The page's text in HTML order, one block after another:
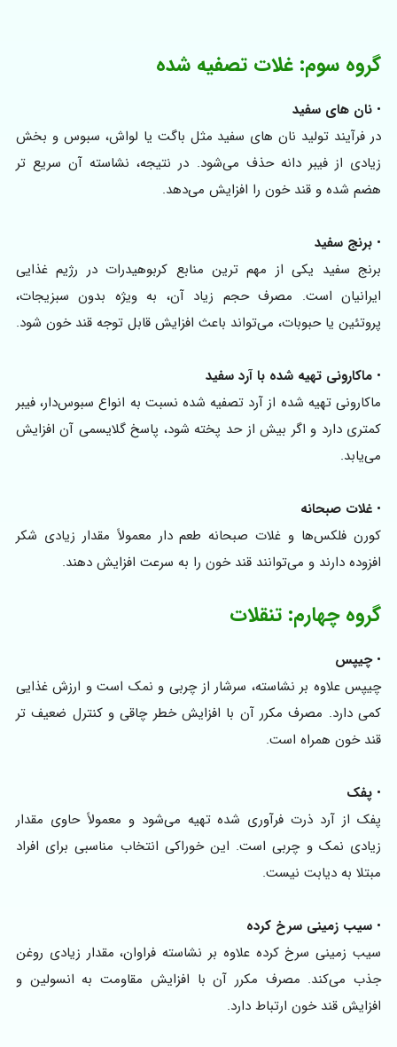
گروه سوم: غلات تصفیه‌ شده
• نان های سفید
در فرآیند تولید نان های سفید مثل باگت یا لواش، سبوس و بخش
زیادی از فیبر دانه حذف می‌شود. در نتیجه، نشاسته آن سریع‌ تر
هضم شده و قند خون را افزایش می‌دهد.
• برنج سفید
برنج سفید یکی از مهم‌ ترین منابع کربوهیدرات در رژیم غذایی
ایرانیان است. مصرف حجم زیاد آن، به‌ ویژه بدون سبزیجات،
پروتئین یا حبوبات، می‌تواند باعث افزایش قابل توجه قند خون شود.
• ماکارونی تهیه‌ شده با آرد سفید
ماکارونی تهیه‌ شده از آرد تصفیه‌ شده نسبت به انواع سبوس‌دار، فیبر
کمتری دارد و اگر بیش از حد پخته شود، پاسخ گلایسمی آن افزایش
می‌یابد.
• غلات صبحانه
کورن‌ فلکس‌ها و غلات صبحانه طعم‌ دار معمولاً مقدار زیادی شکر
افزوده دارند و می‌توانند قند خون را به‌ سرعت افزایش دهند.
گروه چهارم: تنقلات
•چیپس
چیپس علاوه بر نشاسته، سرشار از چربی و نمک است و ارزش غذایی
کمی دارد. مصرف مکرر آن با افزایش خطر چاقی و کنترل ضعیف‌ تر
قند خون همراه است.
• پفک
پفک از آرد ذرت فرآوری‌ شده تهیه می‌شود و معمولاً حاوی مقدار
زیادی نمک و چربی است. این خوراکی انتخاب مناسبی برای افراد
مبتلا به دیابت نیست.
• سیب‌ زمینی سرخ‌ کرده
سیب‌ زمینی سرخ‌ کرده علاوه بر نشاسته فراوان، مقدار زیادی روغن
جذب می‌کند. مصرف مکرر آن با افزایش مقاومت به انسولین و
افزایش قند خون ارتباط دارد.